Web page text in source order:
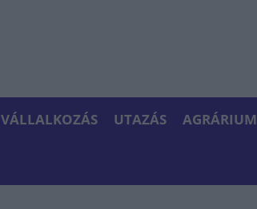
VÁLLALKOZÁS UTAZÁS AGRÁRIUM